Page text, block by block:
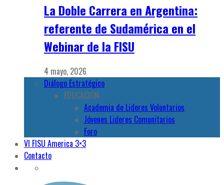
La Doble Carrera en Argentina:
referente de Sudamérica en el
Webinar de la FISU
4 mayo, 2026
Diálogo Estratégico
EDUCACION
Academia de Lideres Voluntarios
Jóvenes Lideres Comunitarios
Foro
VI FISU America 3×3
Contacto